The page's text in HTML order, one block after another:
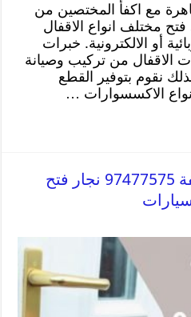
مع اكفأ المختصين من
مختلف انواع الاقفال
أو الالكترونية. خبرات
الاقفال من تركيب وصيانة
نقوم بتوفير القطع
الاكسسوارات …
فتح اقفال ميناء ابو حليفة 97477575 نجار فتح